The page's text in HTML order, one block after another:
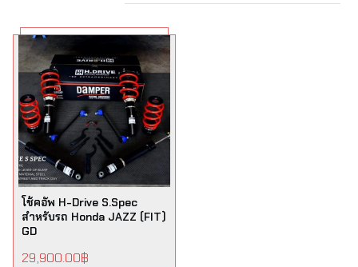
โช้คอัพ H-Drive S.Spec
สำหรับรถ Honda JAZZ (FIT)
GD
29,900.00฿